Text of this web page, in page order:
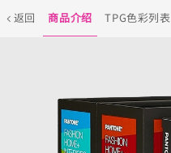
返回 商品介绍 TPG色彩列表